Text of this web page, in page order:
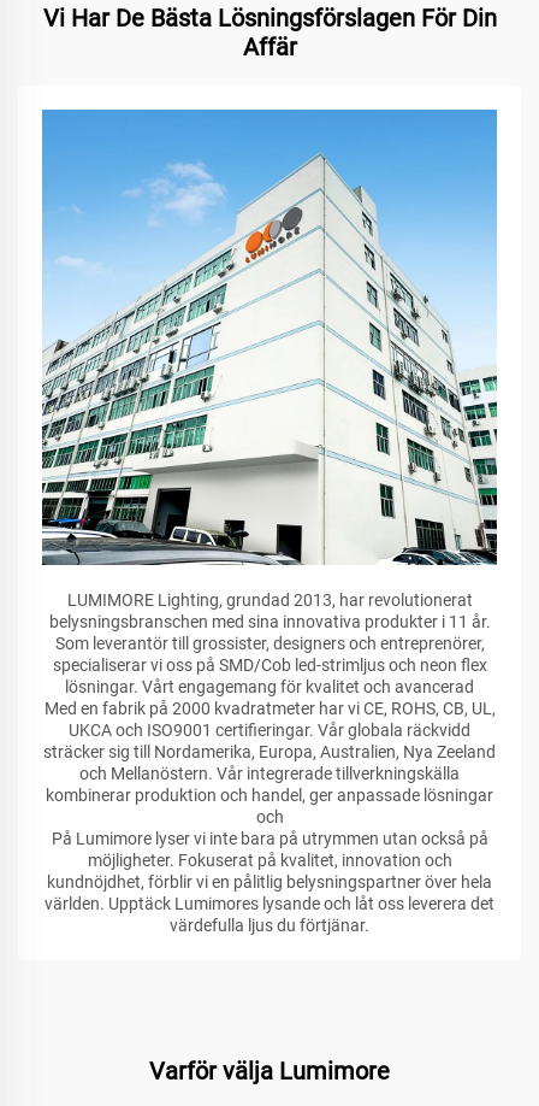
Vi Har De Bästa Lösningsförslagen För Din
Affär
LUMIMORE Lighting, grundad 2013, har revolutionerat
belysningsbranschen med sina innovativa produkter i 11 år.
Som leverantör till grossister, designers och entreprenörer,
specialiserar vi oss på SMD/Cob led-strimljus och neon flex
lösningar. Vårt engagemang för kvalitet och avancerad
Med en fabrik på 2000 kvadratmeter har vi CE, ROHS, CB, UL,
UKCA och ISO9001 certifieringar. Vår globala räckvidd
sträcker sig till Nordamerika, Europa, Australien, Nya Zeeland
och Mellanöstern. Vår integrerade tillverkningskälla
kombinerar produktion och handel, ger anpassade lösningar
och
På Lumimore lyser vi inte bara på utrymmen utan också på
möjligheter. Fokuserat på kvalitet, innovation och
kundnöjdhet, förblir vi en pålitlig belysningspartner över hela
världen. Upptäck Lumimores lysande och låt oss leverera det
värdefulla ljus du förtjänar.
Varför välja Lumimore